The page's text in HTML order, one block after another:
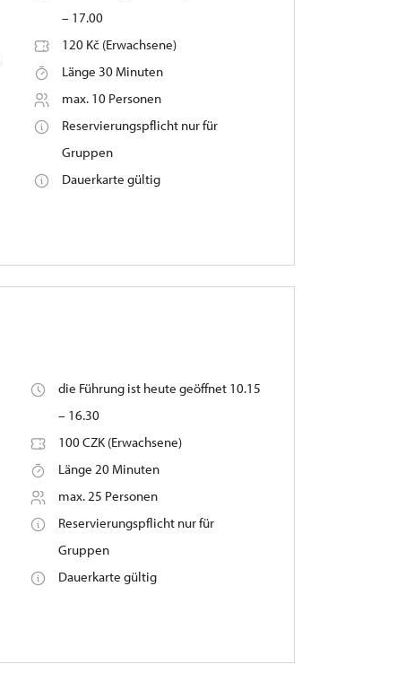
– 17.00
120 Kč (Erwachsene)
Länge 30 Minuten
max. 10 Personen
Reservierungspflicht nur für
Gruppen
Dauerkarte gültig
die Führung ist heute geöffnet 10.15
– 16.30
100 CZK (Erwachsene)
Länge 20 Minuten
max. 25 Personen
Reservierungspflicht nur für
Gruppen
Dauerkarte gültig